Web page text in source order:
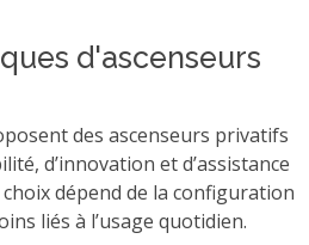
d'ascenseurs
des ascenseurs privatifs
d’innovation et d’assistance
dépend de la configuration
liés à l’usage quotidien.